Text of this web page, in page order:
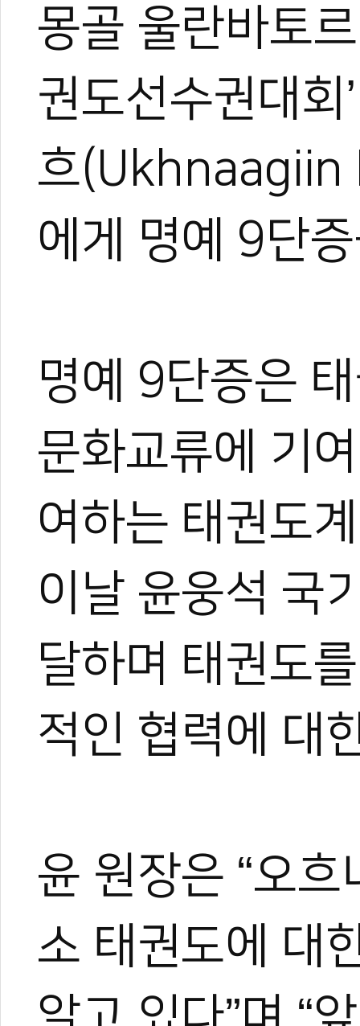
몽골 울란바토
권도선수권대회
흐(Ukhnaagiin
에게 명예 9단
명예 9단증은
문화교류에 기
여하는 태권도
이날 윤웅석 국
달하며 태권도
적인 협력에 대
윤 원장은 “오
소 태권도에 대
박규태
운동을 좋아해 다양한 스포
대학에서 전공하며 시범단
#몽골 #명예단증 #후렐수흐 #아시아태권도선수권
0